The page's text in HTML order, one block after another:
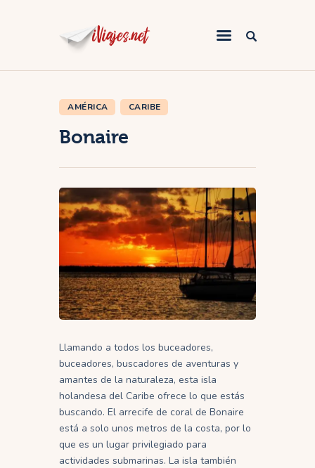
África
Europa
Oceanía
AMÉRICA CARIBE
Bonaire
Llamando a todos los buceadores,
buceadores, buscadores de aventuras y
amantes de la naturaleza, esta isla
holandesa del Caribe ofrece lo que estás
buscando. El arrecife de coral de Bonaire
está a solo unos metros de la costa, por lo
que es un lugar privilegiado para
actividades submarinas. La isla también